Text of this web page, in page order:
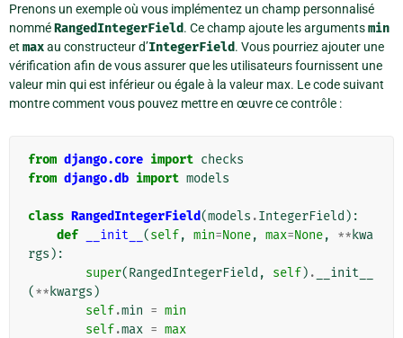
Prenons un exemple où vous implémentez un champ personnalisé
nomméRangedIntegerField. Ce champ ajoute les argumentsmin
et maxau constructeur d’IntegerField. Vous pourriez ajouter une
vérification afin de vous assurer que les utilisateurs fournissent une
valeur min qui est inférieur ou égale à la valeur max. Le code suivant
montre comment vous pouvez mettre en œuvre ce contrôle :
from django.core import checks
from django.db import models
class RangedIntegerField(models .IntegerField ):
def
__init__ (self, min=None, max=None, ** kwa
rgs ):
super(RangedIntegerField , self) .
__init__
(** kwargs )
self.min = min
self.max = max